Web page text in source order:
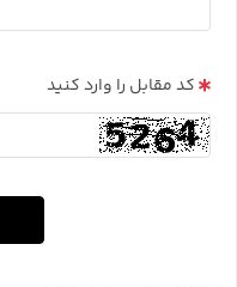
کد مقابل را وارد کنید